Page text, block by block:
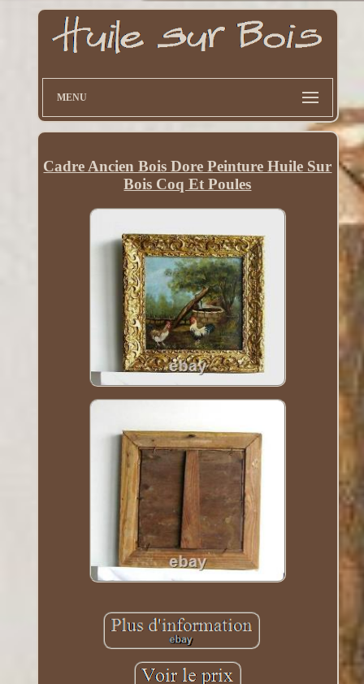
MENU
Cadre Ancien Bois Dore Peinture Huile Sur
Bois Coq Et Poules